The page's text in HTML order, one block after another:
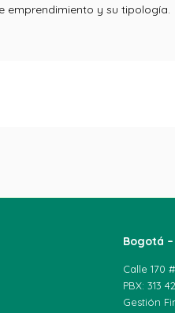
emprendimiento y su tipología.
Bogotá
Calle 170
PBX: 313
Gestión